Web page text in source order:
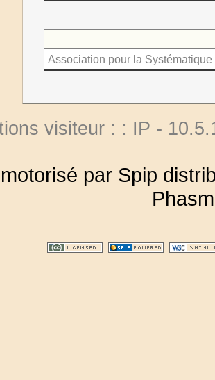
Association pour la
visiteur : : IP -
par Spip